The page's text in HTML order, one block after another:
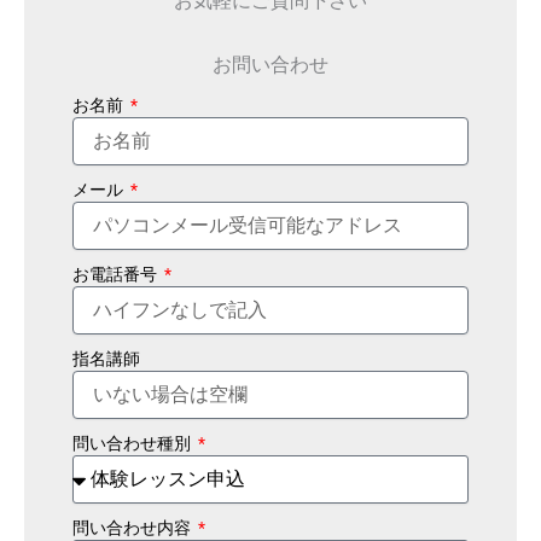
お問い合わせ
お名前
メール
お電話番号
指名講師
問い合わせ種別
問い合わせ内容